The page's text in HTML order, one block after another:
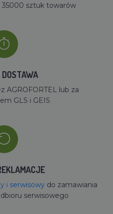
sztuk towarów
AGROFORTEL lub za
GLS i GEIS
i serwisowydo zamawiania
serwisowego